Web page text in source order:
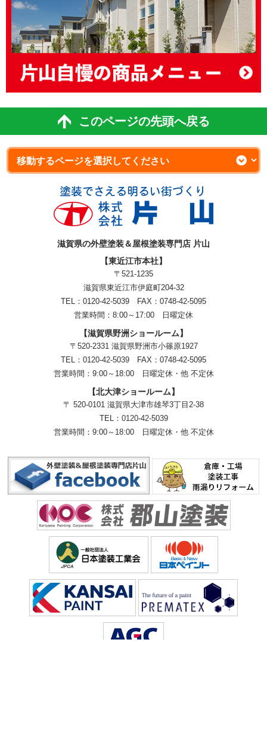
このページの先頭へ戻る
滋賀県の外壁塗装＆屋根塗装専門店 片山
【東近江市本社】
〒521-1235
滋賀県東近江市伊庭町204-32
TEL：0120-42-5039 FAX：0748-42-5095
営業時間：8:00～17:00 日曜定休
【滋賀県野洲ショールーム】
〒520-2331 滋賀県野洲市小篠原1927
TEL： 0120-42-5039 FAX：0748-42-5095
営業時間：9:00～18:00
日曜定休・他 不定休
【北大津ショールーム】
〒 520-0101 滋賀県大津市雄琴3丁目2-38
TEL： 0120-42-5039
営業時間：9:00～18:00
日曜定休・他 不定休